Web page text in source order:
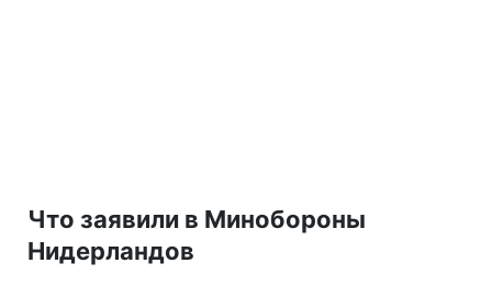
Что заявили в Минобороны
Нидерландов